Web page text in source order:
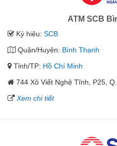
ATM SCB
Ký hiệu: SCB
Quận/Huyện: Bình Thạnh
Tỉnh/TP: Hồ Chí Minh
744 Xô Viết Nghệ Tĩnh, P25,
Xem chi tiết